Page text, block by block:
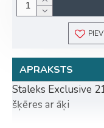
APRAKSTS
Staleks Exclusive
šķēres ar āķi